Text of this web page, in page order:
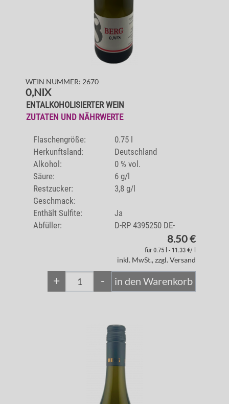
WEIN NUMMER: 2670
0,NIX
ENTALKOHOLISIERTER WEIN
ZUTATEN UND NÄHRWERTE
Flaschengröße:
0.75 l
Herkunftsland:
Deutschland
Alkohol:
0 % vol.
Säure:
6 g/l
Restzucker:
3,8 g/l
Geschmack:
Enthält Sulfite:
Ja
Abfüller:
D-RP 4395250 DE-
8.50 €
für 0.75 l - 11.33 €/ l
inkl. MwSt., zzgl. Versand
+ - in den Warenkorb